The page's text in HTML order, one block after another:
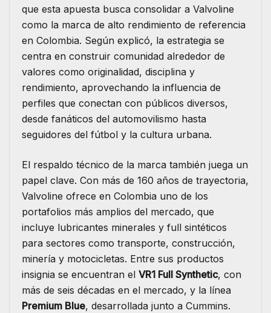
que esta apuesta busca consolidar a Valvoline
como la marca de alto rendimiento de referencia
en Colombia. Según explicó, la estrategia se
centra en construir comunidad alrededor de
valores como originalidad, disciplina y
rendimiento, aprovechando la influencia de
perfiles que conectan con públicos diversos,
desde fanáticos del automovilismo hasta
seguidores del fútbol y la cultura urbana.
El respaldo técnico de la marca también juega un
papel clave. Con más de 160 años de trayectoria,
Valvoline ofrece en Colombia uno de los
portafolios más amplios del mercado, que
incluye lubricantes minerales y full sintéticos
para sectores como transporte, construcción,
minería y motocicletas. Entre sus productos
insignia se encuentran el VR1 Full Synthetic, con
más de seis décadas en el mercado, y la línea
Premium Blue, desarrollada junto a Cummins.